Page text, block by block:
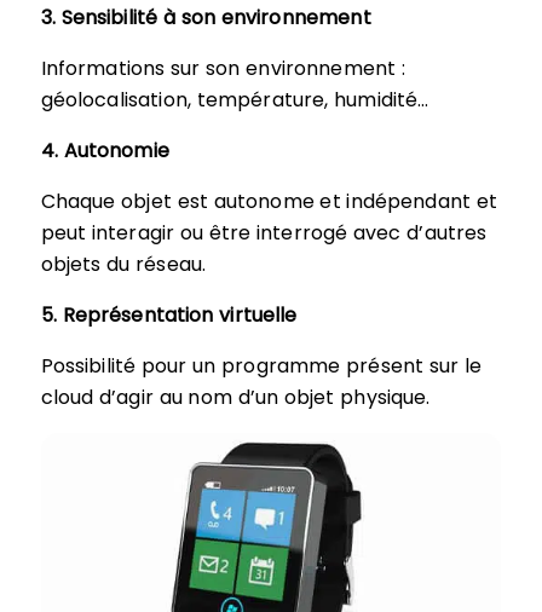
3. Sensibilité à son environnement
Informations sur son environnement :
géolocalisation, température, humidité…
4. Autonomie
Chaque objet est autonome et indépendant et
peut interagir ou être interrogé avec d’autres
objets du réseau.
5. Représentation virtuelle
Possibilité pour un programme présent sur le
cloud d’agir au nom d’un objet physique.